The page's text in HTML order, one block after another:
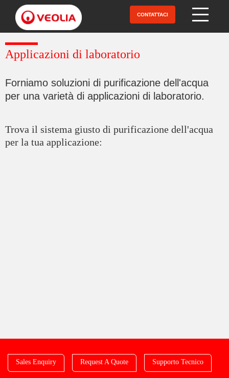
contenuto
principale
CONTATTACI
Applicazioni di laboratorio
Forniamo soluzioni di purificazione dell'acqua
per una varietà di applicazioni di laboratorio.
Trova il sistema giusto di purificazione dell'acqua
per la tua applicazione:
Sales Enquiry Request A Quote Supporto Tecnico